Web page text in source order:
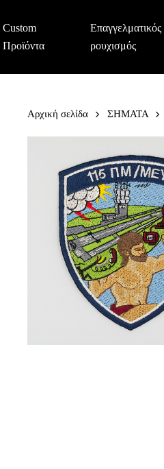
Custom
Προϊόντα
Επαγγελματικός
ρουχισμός
Αρχική σελίδα ΣΗΜΑΤΑ